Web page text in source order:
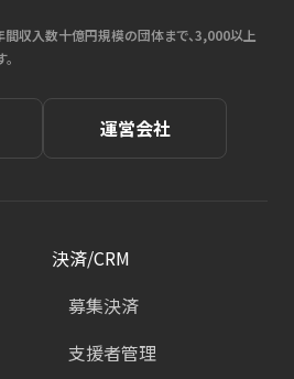
収入数十億円規模の団体まで、3,000以上
運営会社
決済/CRM
募集決済
支援者管理